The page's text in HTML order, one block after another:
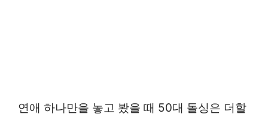
연애 하나만을 놓고 봤을 때 50대 돌싱은 더할